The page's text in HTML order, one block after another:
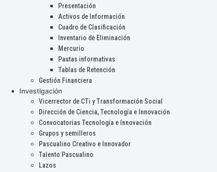
Presentación
Activos de Información
Cuadro de Clasificación
Inventario de Eliminación
Mercurio
Pautas informativas
Tablas de Retención
Gestión Financiera
Investigación
Vicerrector de CTi y Transformación Social
Dirección de Ciencia, Tecnología e Innovación
Convocatorias Tecnología e Innovación
Grupos y semilleros
Pascualino Creativo e Innovador
Talento Pascualino
Lazos